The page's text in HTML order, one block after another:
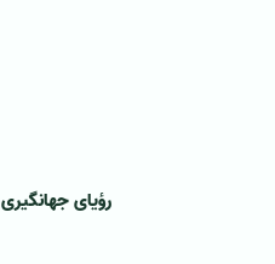
رؤيای جهانگيری